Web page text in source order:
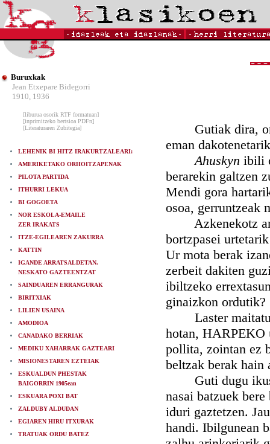
Buruxkak
Jean Etxepare Bidegorri
1910, 1936
[liburua osorik RTF formatuan]
[inprimitzeko bertsioa PDFn]
[Literaturaren Zubitegia]
LEHENIK BI HITZ IRAKURTZALEARI:
AMERIKETAKO ORHOITZAPENAK
PILOTA PARTIDA
ITHURRI LEKUA
BI GOGOETA
NOR ESKOLA-EMAILE
ZER IRAKATS
ITZE-EGILEAREN ZAKURRA
KATTIN
IGANDE ARRATSALDETAN.
NESKATO GAZTEENTZAT
SAINDUAREN ERRANGURAK
BIRITXIAK
LILIEN USAINA
AMODIOA
CANADAKO BERRIAK
MEDIKU XAHARRAK GAZTEARI
MISIONESTAREN EZTEIAK
ESKUALDUN PHESTAK
BAIGORRIN 1905ean
ESKUARA POXI BAT
ZALDUBY ALDUDAN
EGIAREN HIRU ITXURAK
TRATUAK ORDU BATEZ
Gutiak dira,
eman
Ahuskyn ibili
berarekin galtzen
Mendi gora
osoa, gerruntzeak
Azkenekotz
bortzpasei
Ur mota berak
zerbeit dakiten
ibiltzeko
ginaizkon ordutik?
Laster maitatu
hotan, HARPEKO
pollita, zointan ez
beltzak berak hain
Guti dugu ikusi
nasai batzuek
iduri gaztetzen.
handi. Ibilgunean